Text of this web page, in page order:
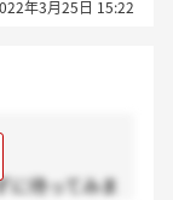
年3月25日 15:22
に待ってみま